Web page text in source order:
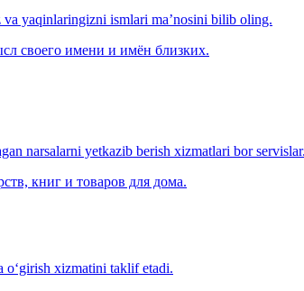
yaqinlaringizni ismlari ma’nosini bilib oling.
своего имени и имён близких.
narsalarni yetkazib berish xizmatlari bor servislar.
книг и товаров для дома.
xizmatini taklif etadi.